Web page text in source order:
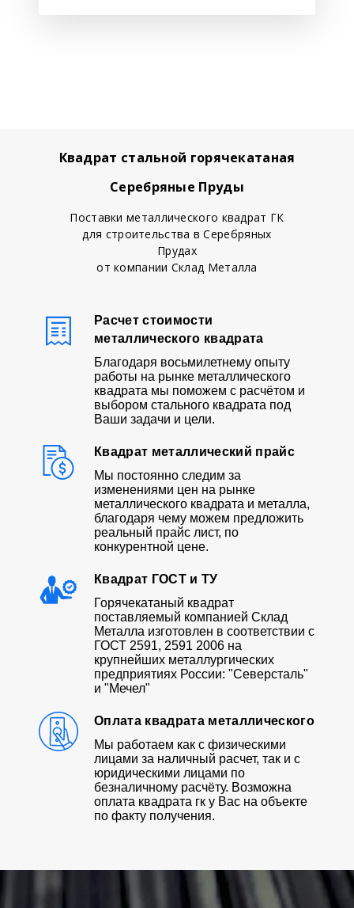
Квадрат стальной горячекатаная
Серебряные Пруды
Поставки металлического квадрат ГК
для строительства в Серебряных
Прудах
от компании Склад Металла
Расчет стоимости
металлического квадрата
Благодаря восьмилетнему опыту
работы на рынке металлического
квадрата мы поможем с расчётом и
выбором стального квадрата под
Ваши задачи и цели.
Квадрат металлический прайс
Мы постоянно следим за
изменениями цен на рынке
металлического квадрата и металла,
благодаря чему можем предложить
реальный прайс лист, по
конкурентной цене.
Квадрат ГОСТ и ТУ
Горячекатаный квадрат
поставляемый компанией Склад
Металла изготовлен в соответствии с
ГОСТ 2591, 2591 2006 на
крупнейших металлургических
предприятиях России: "Северсталь"
и "Мечел"
Оплата квадрата металлического
Мы работаем как с физическими
лицами за наличный расчет, так и с
юридическими лицами по
безналичному расчёту. Возможна
оплата квадрата гк у Вас на объекте
по факту получения.